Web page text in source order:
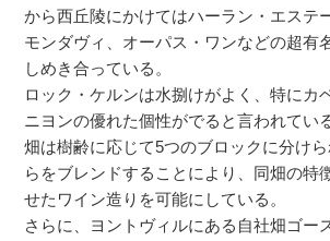
から西丘陵にかけてはハーラン・エステ
モンダヴィ、オーパス・ワンなどの超有
しめき合っている。
ロック・ケルンは水捌けがよく、特にカ
ニヨンの優れた個性がでると言われてい
畑は樹齢に応じて5つのブロックに分け
らをブレンドすることにより、同畑の特
せたワイン造りを可能にしている。
さらに、ヨントヴィルにある自社畑ゴー